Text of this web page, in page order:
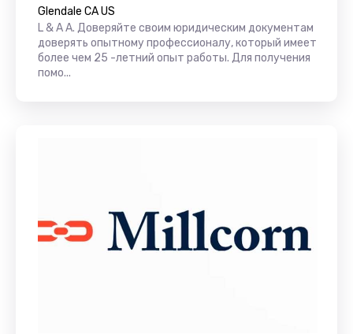
Glendale CA US
L & A А. Доверяйте своим юридическим документам
доверять опытному профессионалу, который имеет
более чем 25 -летний опыт работы. Для получения
помо...